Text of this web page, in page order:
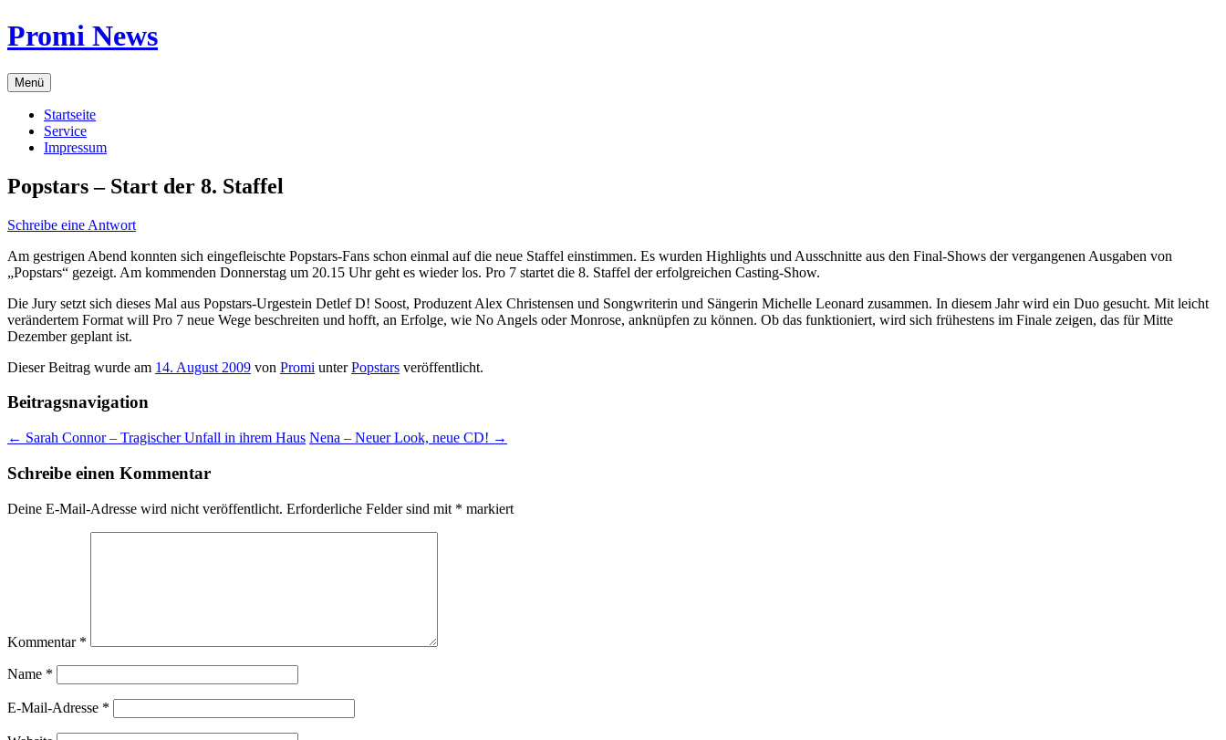
Zum
Inhalt
Promi News
Menü
Startseite
Service
Impressum
Popstars – Start der 8. Staffel
Schreibe eine Antwort
Am gestrigen Abend konnten sich eingefleischte Popstars-Fans schon einmal auf die neue Staffel einstimmen. Es wurden Highlights und Ausschnitte aus den Final-Shows der vergangenen Ausgaben von
„Popstars“ gezeigt. Am kommenden Donnerstag um 20.15 Uhr geht es wieder los. Pro 7 startet die 8. Staffel der erfolgreichen Casting-Show.
Die Jury setzt sich dieses Mal aus Popstars-Urgestein Detlef D! Soost, Produzent Alex Christensen und Songwriterin und Sängerin Michelle Leonard zusammen. In diesem Jahr wird ein Duo gesucht. Mit leicht
verändertem Format will Pro 7 neue Wege beschreiten und hofft, an Erfolge, wie No Angels oder Monrose, anknüpfen zu können. Ob das funktioniert, wird sich frühestens im Finale zeigen, das für Mitte
Dezember geplant ist.
Dieser Beitrag wurde am 14. August 2009 von Promi unterPopstars veröffentlicht.
Beitragsnavigation
← Sarah Connor – Tragischer Unfall in ihrem Haus Nena – Neuer Look, neue CD! →
Schreibe einen Kommentar
Deine E-Mail-Adresse wird nicht veröffentlicht. Erforderliche Felder sind mit * markiert
Kommentar *
Name *
E-Mail-Adresse *